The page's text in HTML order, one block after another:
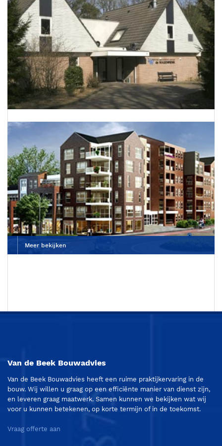
Meer bekijken
Van de Beek Bouwadvies
Van de Beek Bouwadvies heeft een ruime praktijkervaring in de
bouw. Wij willen u graag op een efficiënte manier van dienst zijn,
en leveren graag maatwerk. Samen kunnen we bekijken wat wij
voor u kunnen betekenen, op korte termijn of in de toekomst.
Vraag offerte aan